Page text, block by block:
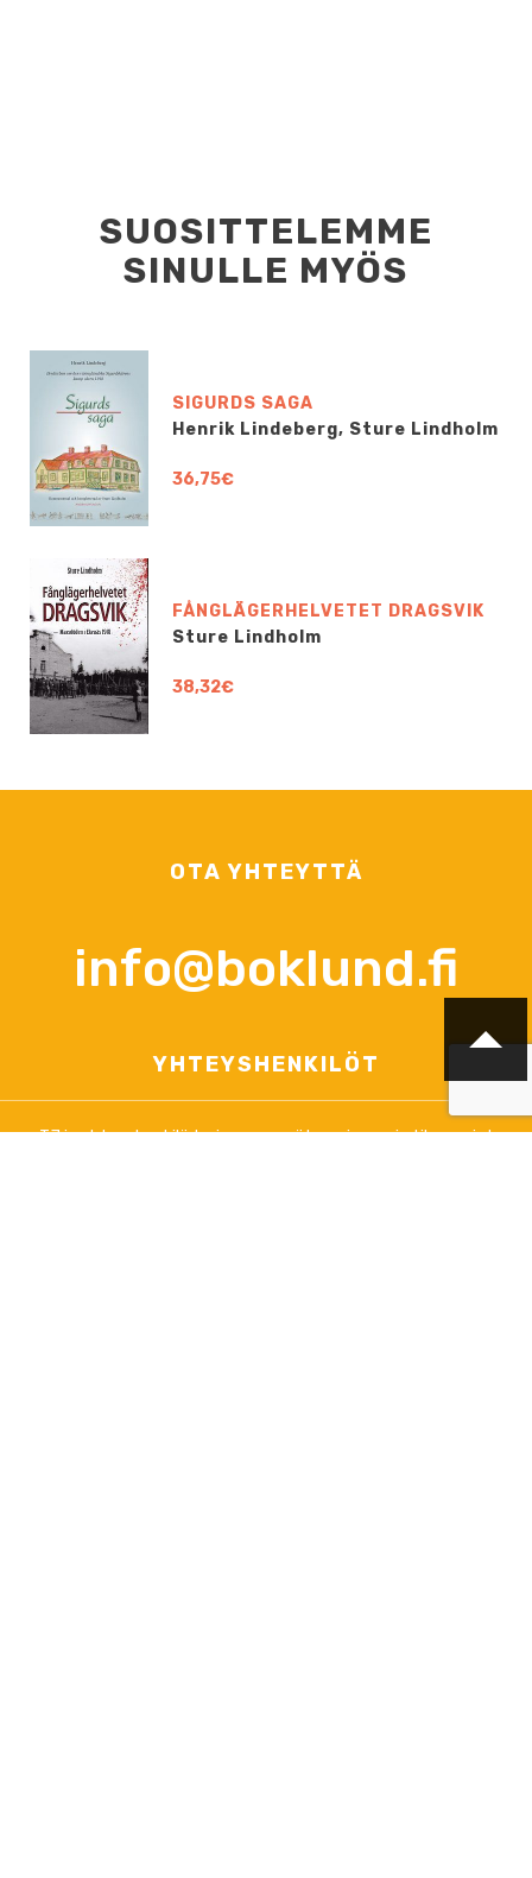
SUOSITTELEMME
SINULLE MYÖS
SIGURDS SAGA
Henrik Lindeberg, Sture Lindholm
36,75€
FÅNGLÄGERHELVETET DRAGSVIK
Sture Lindholm
38,32€
OTA YHTEYTTÄ
info@boklund.fi
YHTEYSHENKILÖT
TJ ja yhteyshenkilö tarjouspyynnöt, sopimus- ja tilausasiat